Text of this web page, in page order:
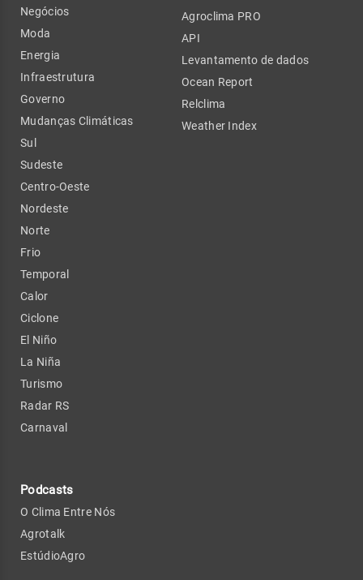
Negócios
Moda
Energia
Infraestrutura
Governo
Mudanças Climáticas
Sul
Sudeste
Centro-Oeste
Nordeste
Norte
Frio
Temporal
Calor
Ciclone
El Niño
La Niña
Turismo
Radar RS
Carnaval
Podcasts
O Clima Entre Nós
Agrotalk
EstúdioAgro
Agroclima PRO
API
Levantamento de dados
Ocean Report
Relclima
Weather Index